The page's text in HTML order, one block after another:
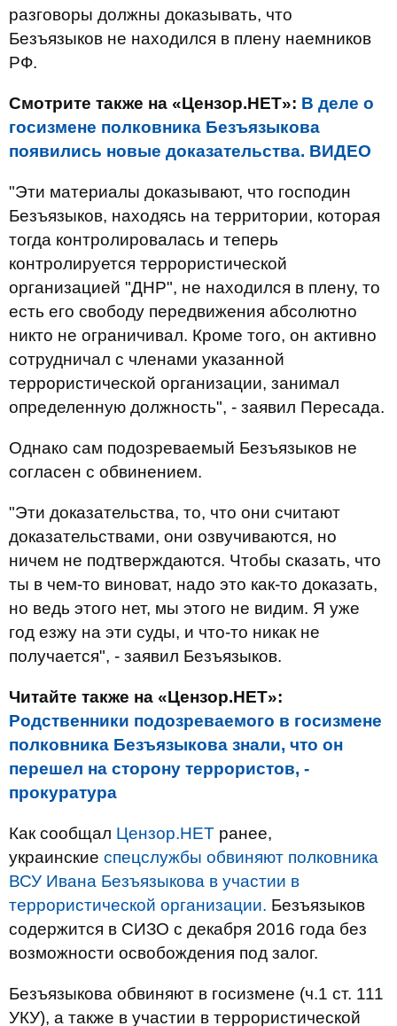
разговоры должны доказывать, что
Безъязыков не находился в плену наемников
РФ.
Смотрите также на «Цензор.НЕТ»: В деле о
госизмене полковника Безъязыкова
появились новые доказательства. ВИДЕО
"Эти материалы доказывают, что господин
Безъязыков, находясь на территории, которая
тогда контролировалась и теперь
контролируется террористической
организацией "ДНР", не находился в плену, то
есть его свободу передвижения абсолютно
никто не ограничивал. Кроме того, он активно
сотрудничал с членами указанной
террористической организации, занимал
определенную должность", - заявил Пересада.
Однако сам подозреваемый Безъязыков не
согласен с обвинением.
"Эти доказательства, то, что они считают
доказательствами, они озвучиваются, но
ничем не подтверждаются. Чтобы сказать, что
ты в чем-то виноват, надо это как-то доказать,
но ведь этого нет, мы этого не видим. Я уже
год езжу на эти суды, и что-то никак не
получается", - заявил Безъязыков.
Читайте также на «Цензор.НЕТ»:
Родственники подозреваемого в госизмене
полковника Безъязыкова знали, что он
перешел на сторону террористов, -
прокуратура
Как сообщал Цензор.НЕТ ранее,
украинские спецслужбы обвиняют полковника
ВСУ Ивана Безъязыкова в участии в
террористической организации. Безъязыков
содержится в СИЗО с декабря 2016 года без
возможности освобождения под залог.
Безъязыкова обвиняют в госизмене (ч.1 ст. 111
УКУ), а также в участии в террористической